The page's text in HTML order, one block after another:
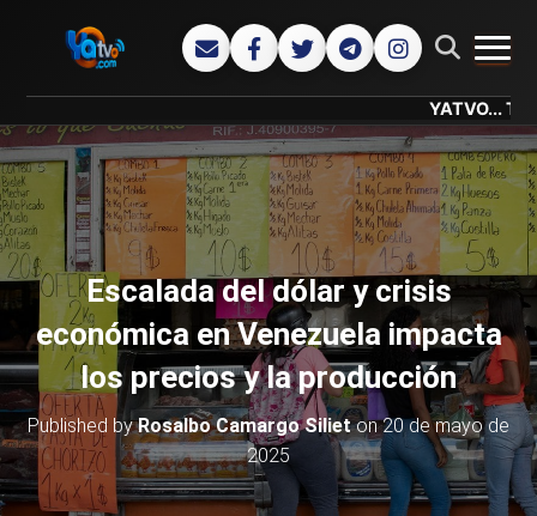
YATVO... Tu
Escalada del dólar y crisis
económica en Venezuela impacta
los precios y la producción
Published byRosalbo Camargo Silieton20 de mayo de
2025